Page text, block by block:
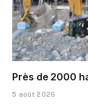
Près de 2000
5 août 2026